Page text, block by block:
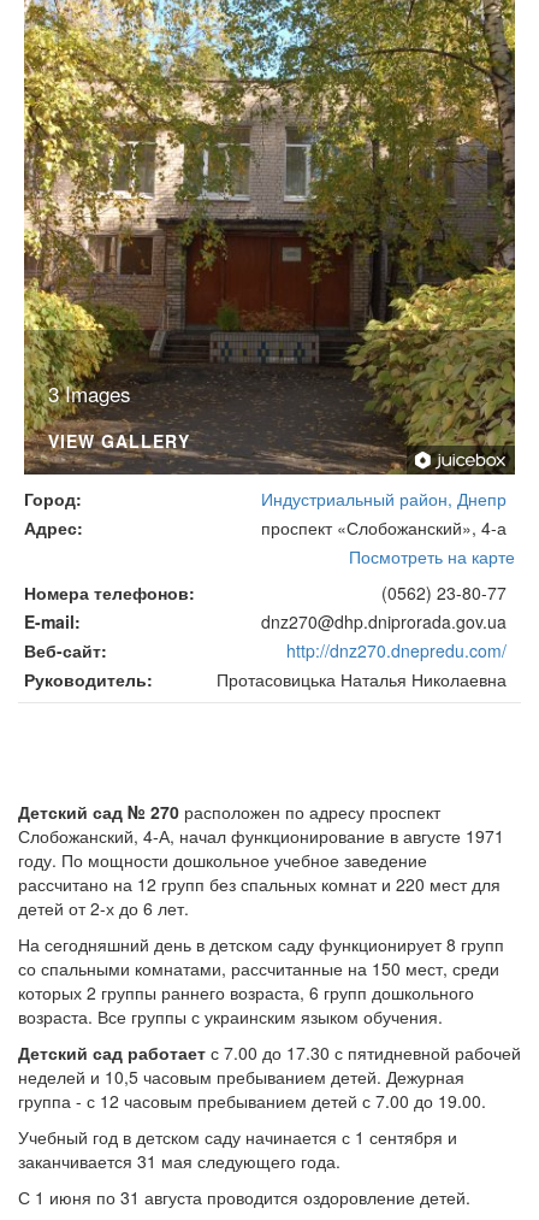
3 Images
VIEW GALLERY
Город
Индустриальный район, Днепр
Адрес
проспект «Слобожанский», 4-а
Посмотреть на карте
Номера телефонов
(0562) 23-80-77
E-mail
dnz270@dhp.dniprorada.gov.ua
Веб-сайт
http://dnz270.dnepredu.com/
Руководитель
Протасовицька Наталья Николаевна
Детский сад № 270 расположен по адресу проспект
Слобожанский, 4-А, начал функционирование в августе 1971
году. По мощности дошкольное учебное заведение
рассчитано на 12 групп без спальных комнат и 220 мест для
детей от 2-х до 6 лет.
На сегодняшний день в детском саду функционирует 8 групп
со спальными комнатами, рассчитанные на 150 мест, среди
которых 2 группы раннего возраста, 6 групп дошкольного
возраста. Все группы с украинским языком обучения.
Детский сад работает с 7.00 до 17.30 с пятидневной рабочей
неделей и 10,5 часовым пребыванием детей. Дежурная
группа - с 12 часовым пребыванием детей с 7.00 до 19.00.
Учебный год в детском саду начинается с 1 сентября и
заканчивается 31 мая следующего года.
С 1 июня по 31 августа проводится оздоровление детей.